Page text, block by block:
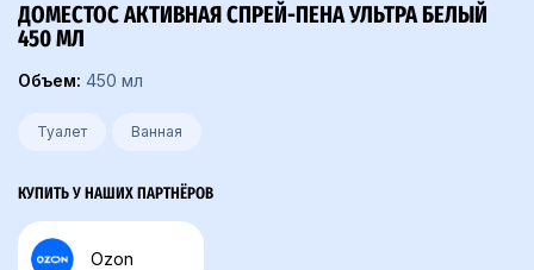
ДОМЕСТОС АКТИВНАЯ СПРЕЙ-ПЕНА УЛЬТРА БЕЛЫЙ
450 МЛ
Объем: 450 мл
Туалет Ванная
КУПИТЬ У НАШИХ ПАРТНЁРОВ
Ozon